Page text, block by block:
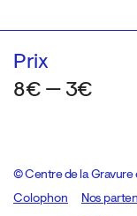
Prix
8€ — 3€
© Centre de la Gravure
Colophon
Design:MarcelNos